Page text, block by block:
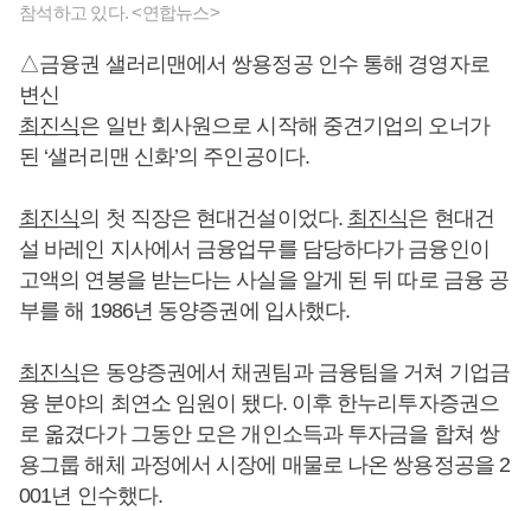
참석하고 있다. <연합뉴스>
△금융권 샐러리맨에서 쌍용정공 인수 통해 경영자로
변신
최진식은 일반 회사원으로 시작해 중견기업의 오너가
된 ‘샐러리맨 신화’의 주인공이다.
최진식의 첫 직장은 현대건설이었다. 최진식은 현대건
설 바레인 지사에서 금융업무를 담당하다가 금융인이
고액의 연봉을 받는다는 사실을 알게 된 뒤 따로 금융 공
부를 해 1986년 동양증권에 입사했다.
최진식은 동양증권에서 채권팀과 금융팀을 거쳐 기업금
융 분야의 최연소 임원이 됐다. 이후 한누리투자증권으
로 옮겼다가 그동안 모은 개인소득과 투자금을 합쳐 쌍
용그룹 해체 과정에서 시장에 매물로 나온 쌍용정공을 2
001년 인수했다.